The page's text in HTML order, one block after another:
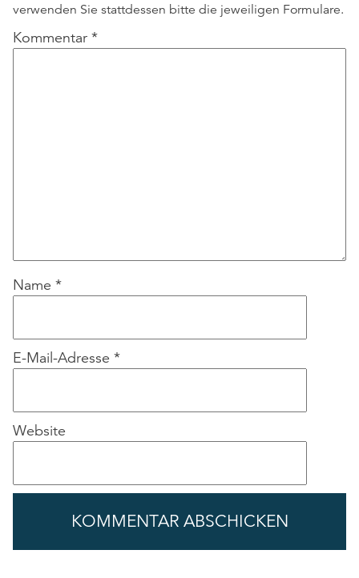
verwenden Sie stattdessen bitte die jeweiligen Formulare.
Kommentar *
Name *
E-Mail-Adresse *
Website